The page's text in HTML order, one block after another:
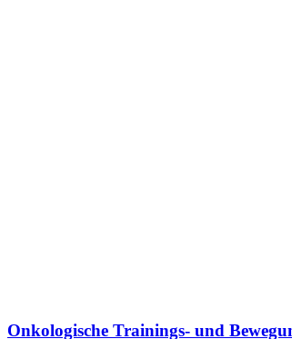
Onkologische Trainings- und